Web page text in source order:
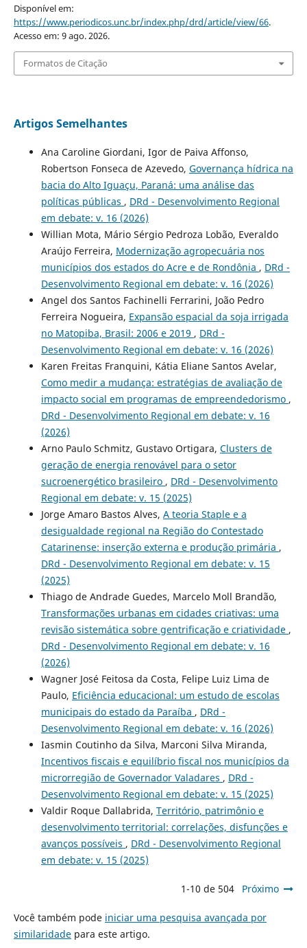
Disponível em:
https://www.periodicos.unc.br/index.php/drd/article/view/66.
Acesso em: 9 ago. 2026.
Formatos de Citação
Artigos Semelhantes
Ana Caroline Giordani, Igor de Paiva Affonso,
Robertson Fonseca de Azevedo, Governança hídrica na
bacia do Alto Iguaçu, Paraná: uma análise das
políticas públicas , DRd - Desenvolvimento Regional
em debate: v. 16 (2026)
Willian Mota, Mário Sérgio Pedroza Lobão, Everaldo
Araújo Ferreira, Modernização agropecuária nos
municípios dos estados do Acre e de Rondônia , DRd -
Desenvolvimento Regional em debate: v. 16 (2026)
Angel dos Santos Fachinelli Ferrarini, João Pedro
Ferreira Nogueira, Expansão espacial da soja irrigada
no Matopiba, Brasil: 2006 e 2019 , DRd -
Desenvolvimento Regional em debate: v. 16 (2026)
Karen Freitas Franquini, Kátia Eliane Santos Avelar,
Como medir a mudança: estratégias de avaliação de
impacto social em programas de empreendedorismo ,
DRd - Desenvolvimento Regional em debate: v. 16
(2026)
Arno Paulo Schmitz, Gustavo Ortigara, Clusters de
geração de energia renovável para o setor
sucroenergético brasileiro , DRd - Desenvolvimento
Regional em debate: v. 15 (2025)
Jorge Amaro Bastos Alves, A teoria Staple e a
desigualdade regional na Região do Contestado
Catarinense: inserção externa e produção primária ,
DRd - Desenvolvimento Regional em debate: v. 15
(2025)
Thiago de Andrade Guedes, Marcelo Moll Brandão,
Transformações urbanas em cidades criativas: uma
revisão sistemática sobre gentrificação e criatividade ,
DRd - Desenvolvimento Regional em debate: v. 16
(2026)
Wagner José Feitosa da Costa, Felipe Luiz Lima de
Paulo, Eficiência educacional: um estudo de escolas
municipais do estado da Paraíba , DRd -
Desenvolvimento Regional em debate: v. 16 (2026)
Iasmin Coutinho da Silva, Marconi Silva Miranda,
Incentivos fiscais e equilíbrio fiscal nos municípios da
microrregião de Governador Valadares , DRd -
Desenvolvimento Regional em debate: v. 15 (2025)
Valdir Roque Dallabrida, Território, patrimônio e
desenvolvimento territorial: correlações, disfunções e
avanços possíveis , DRd - Desenvolvimento Regional
em debate: v. 15 (2025)
1-10 de 504 Próximo
Você também pode iniciar uma pesquisa avançada por
similaridadepara este artigo.